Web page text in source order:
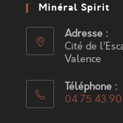
Minéral Spirit
Adresse :
Cité de
Valence
Téléphone :
04 75 43